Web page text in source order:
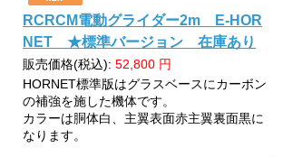
RCRCM電動グライダー2m E-HOR
NET ★標準バージョン 在庫あり
販売価格(税込): 52,800 円
HORNET標準版はグラスベースにカーボン
の補強を施した機体です。
カラーは胴体白、主翼表面赤主翼裏面黒に
なります。